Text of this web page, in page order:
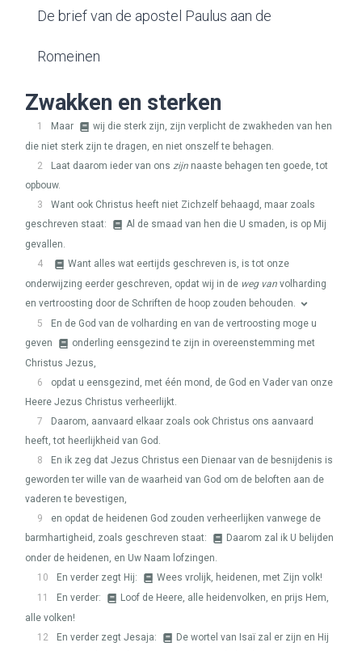
De brief van de apostel Paulus aan de
Romeinen
Zwakken en sterken
1 Maar
wij die sterk zijn, zijn verplicht de zwakheden van hen
die niet sterk zijn te dragen, en niet onszelf te behagen.
2
Laat daarom ieder van ons zijn naaste behagen ten goede, tot
opbouw.
3
Want ook Christus heeft niet Zichzelf behaagd, maar zoals
geschreven staat:
Al de smaad van hen die U smaden, is op Mij
gevallen.
4
Want alles wat eertijds geschreven is, is tot onze
onderwijzing eerder geschreven, opdat wij in de weg van volharding
en vertroosting door de Schriften de hoop zouden behouden.
5
En de God van de volharding en van de vertroosting moge u
geven
onderling eensgezind te zijn in overeenstemming met
Christus Jezus,
6
opdat u eensgezind, met één mond, de God en Vader van onze
Heere Jezus Christus verheerlijkt.
7
Daarom, aanvaard elkaar zoals ook Christus ons aanvaard
heeft, tot heerlijkheid van God.
8
En ik zeg dat Jezus Christus een Dienaar van de besnijdenis is
geworden ter wille van de waarheid van God om de beloften aan de
vaderen te bevestigen,
9
en opdat de heidenen God zouden verheerlijken vanwege de
barmhartigheid, zoals geschreven staat:
Daarom zal ik U belijden
onder de heidenen, en Uw Naam lofzingen.
10
En verder zegt Hij:
Wees vrolijk, heidenen, met Zijn volk!
11
En verder:
Loof de Heere, alle heidenvolken, en prijs Hem,
alle volken!
12
En verder zegt Jesaja:
De wortel van Isaï zal er zijn en Hij